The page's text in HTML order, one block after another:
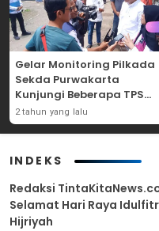
Gelar Monitoring Pilkada
Sekda Purwakarta
Kunjungi Beberapa TPS
Yang Ada Di Purwakarta
2 tahun yang lalu
INDEKS
Redaksi
Selamat Hari Raya
Hijriyah